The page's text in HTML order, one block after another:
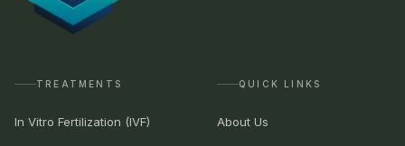
TREATMENTS
In Vitro Fertilization (IVF)
QUICK LINKS
About Us